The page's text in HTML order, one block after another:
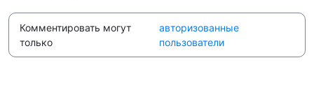
Комментировать могут
только
авторизованные
пользователи